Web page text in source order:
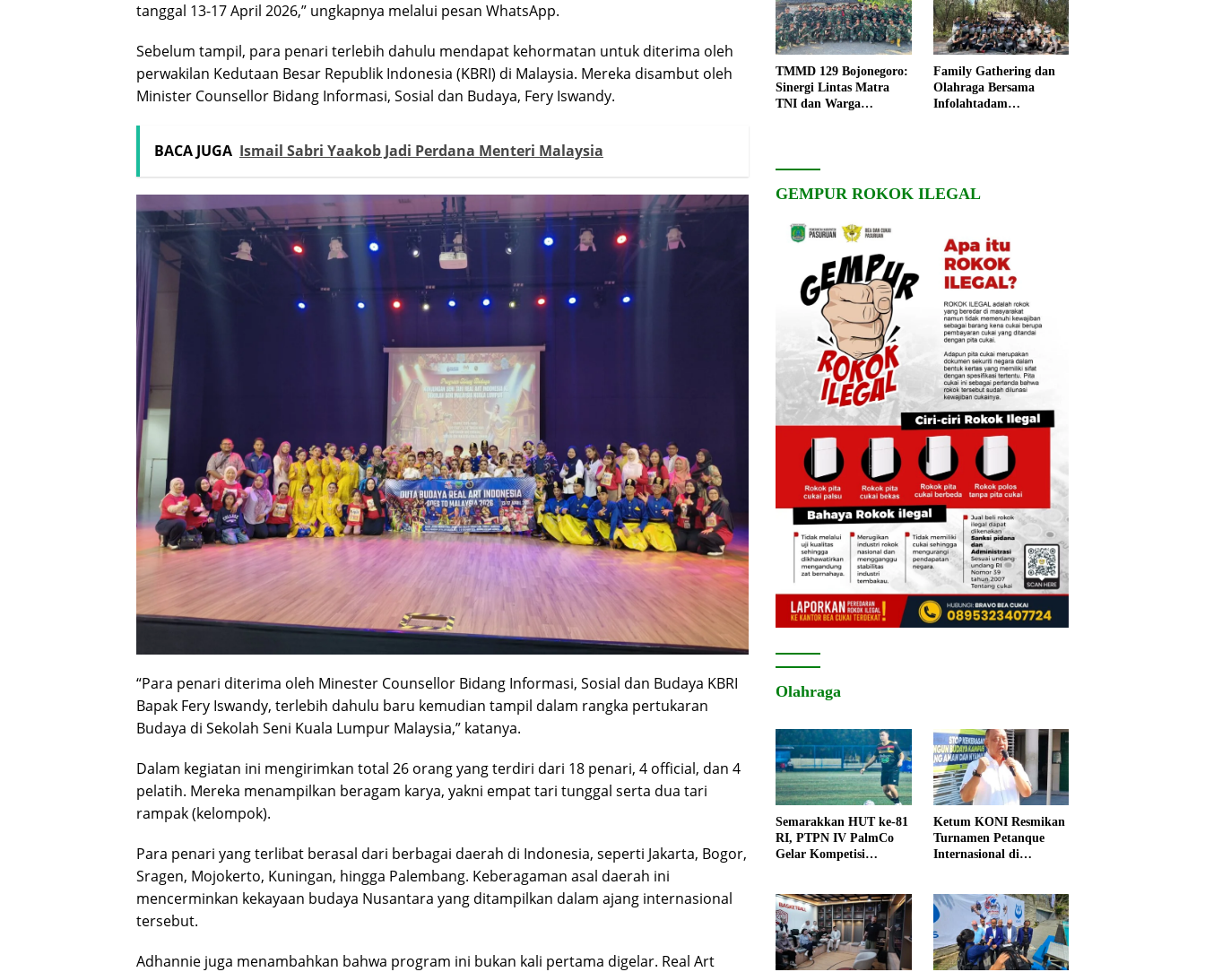
tanggal 13-17 April 2026,” ungkapnya melalui pesan WhatsApp.
Sebelum tampil, para penari terlebih dahulu mendapat kehormatan untuk diterima oleh
perwakilan Kedutaan Besar Republik Indonesia (KBRI) di Malaysia. Mereka disambut oleh
Minister Counsellor Bidang Informasi, Sosial dan Budaya, Fery Iswandy.
BACA JUGA Ismail Sabri Yaakob Jadi Perdana Menteri Malaysia
“Para penari diterima oleh Minester Counsellor Bidang Informasi, Sosial dan Budaya KBRI
Bapak Fery Iswandy, terlebih dahulu baru kemudian tampil dalam rangka pertukaran
Budaya di Sekolah Seni Kuala Lumpur Malaysia,” katanya.
Dalam kegiatan ini mengirimkan total 26 orang yang terdiri dari 18 penari, 4 official, dan 4
pelatih. Mereka menampilkan beragam karya, yakni empat tari tunggal serta dua tari
rampak (kelompok).
Para penari yang terlibat berasal dari berbagai daerah di Indonesia, seperti Jakarta, Bogor,
Sragen, Mojokerto, Kuningan, hingga Palembang. Keberagaman asal daerah ini
mencerminkan kekayaan budaya Nusantara yang ditampilkan dalam ajang internasional
tersebut.
Adhannie juga menambahkan bahwa program ini bukan kali pertama digelar. Real Art
TMMD 129 Bojonegoro:
Sinergi Lintas Matra
TNI dan Warga
Family Gathering dan
Olahraga Bersama
Infolahtadam
GEMPUR ROKOK ILEGAL
Olahraga
Semarakkan HUT ke-81
RI, PTPN IV PalmCo
Gelar Kompetisi
Ketum KONI Resmikan
Turnamen Petanque
Internasional di